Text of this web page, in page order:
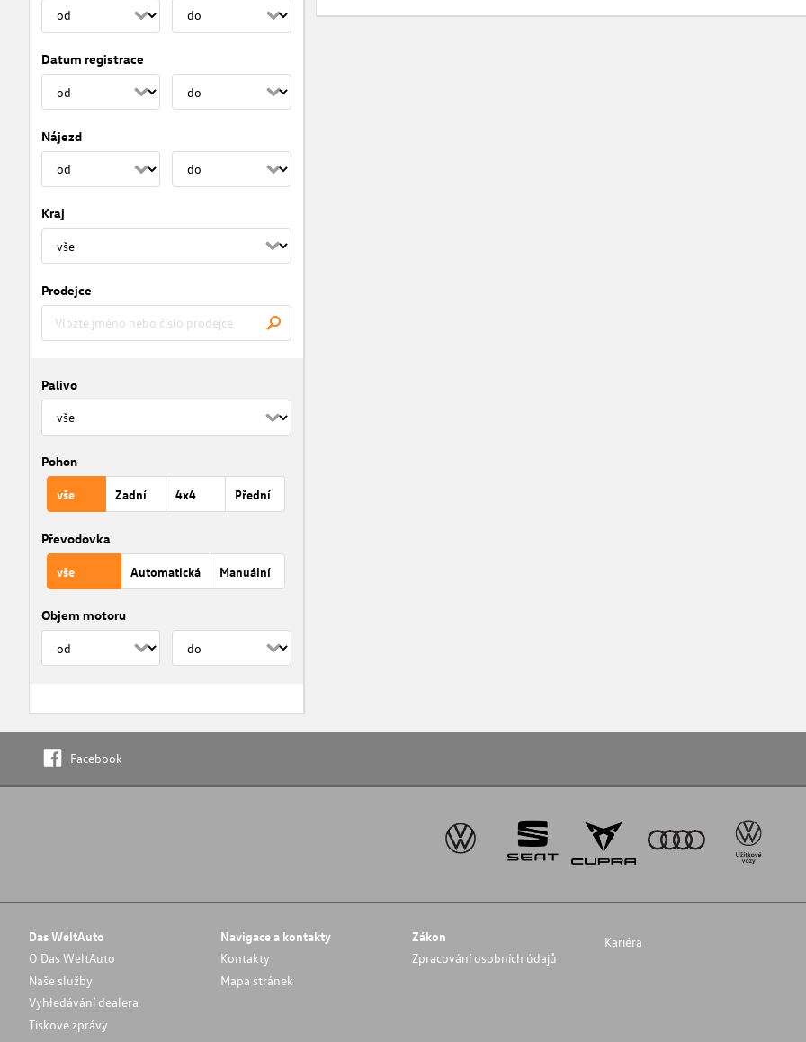
Datum registrace
Nájezd
Kraj
Prodejce
Palivo
Pohon
vše Zadní 4x4 Přední
Převodovka
vše Automatická Manuální
Objem motoru
Facebook
Das WeltAuto
O Das WeltAuto
Naše služby
Vyhledávání dealera
Tiskové zprávy
Navigace a kontakty
Kontakty
Mapa stránek
Zákon
Zpracování osobních údajů
Kariéra